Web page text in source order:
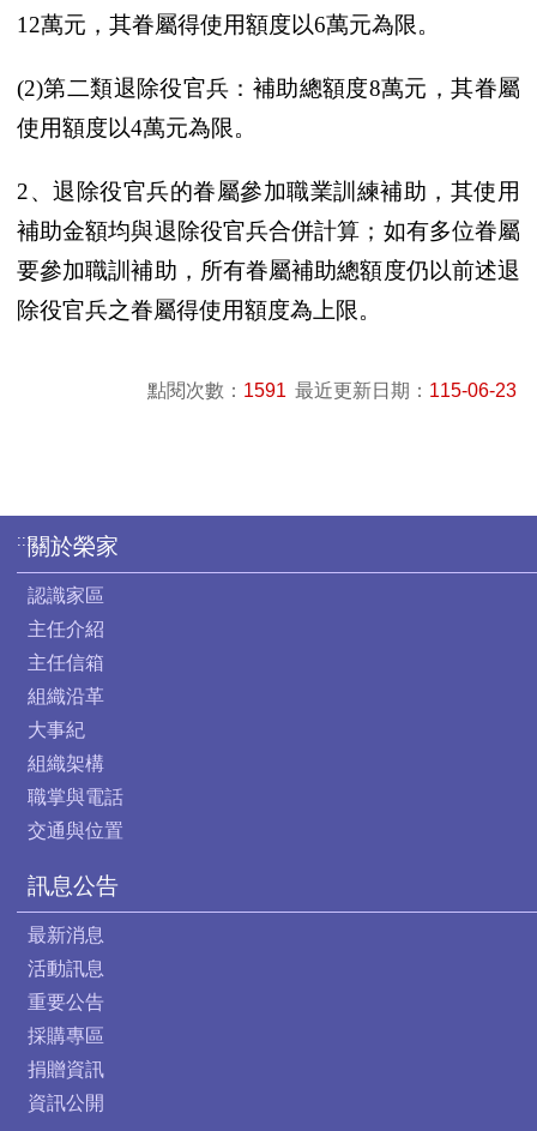
12萬元，其眷屬得使用額度以6萬元為限。
(2)第二類退除役官兵：補助總額度8萬元，其眷屬
使用額度以4萬元為限。
2、退除役官兵的眷屬參加職業訓練補助，其使用
補助金額均與退除役官兵合併計算；如有多位眷屬
要參加職訓補助，所有眷屬補助總額度仍以前述退
除役官兵之眷屬得使用額度為上限。
點閱次數： 1591 最近更新日期： 115-06-23
:::關於榮家
認識家區
主任介紹
主任信箱
組織沿革
大事紀
組織架構
職掌與電話
交通與位置
訊息公告
最新消息
活動訊息
重要公告
採購專區
捐贈資訊
資訊公開